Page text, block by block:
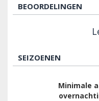
BEOORDELINGEN
SEIZOENEN
Minimale